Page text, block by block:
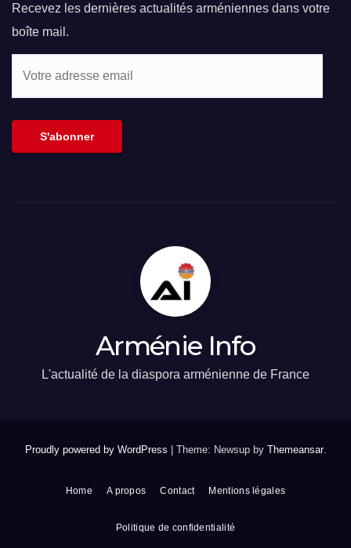
Recevez les dernières actualités arméniennes dans votre
boîte mail.
S'abonner
Arménie Info
L'actualité de la diaspora arménienne de France
Proudly powered by WordPress Theme: Newsup by Themeansar.
Home A propos Contact Mentions légales
Politique de confidentialité